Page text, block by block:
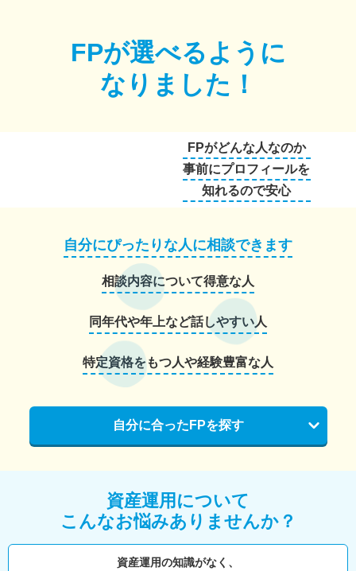
FPが選べるように
なりました！
FPがどんな人なのか
事前にプロフィールを
知れるので安心
自分にぴったりな人に相談できます
相談内容について得意な人
同年代や年上など話しやすい人
特定資格をもつ人や経験豊富な人
自分に合ったFPを探す
資産運用について
こんなお悩みありませんか？
資産運用の知識がなく、